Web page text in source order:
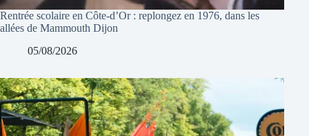
Rentrée scolaire en Côte-d’Or : replongez en 1976, dans les
allées de Mammouth Dijon
05/08/2026